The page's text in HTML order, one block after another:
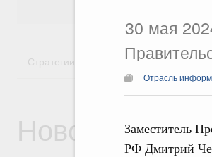
30 мая
Отрасль
Заместитель
РФ Дмитрий
Стратегии Государственные
Новости